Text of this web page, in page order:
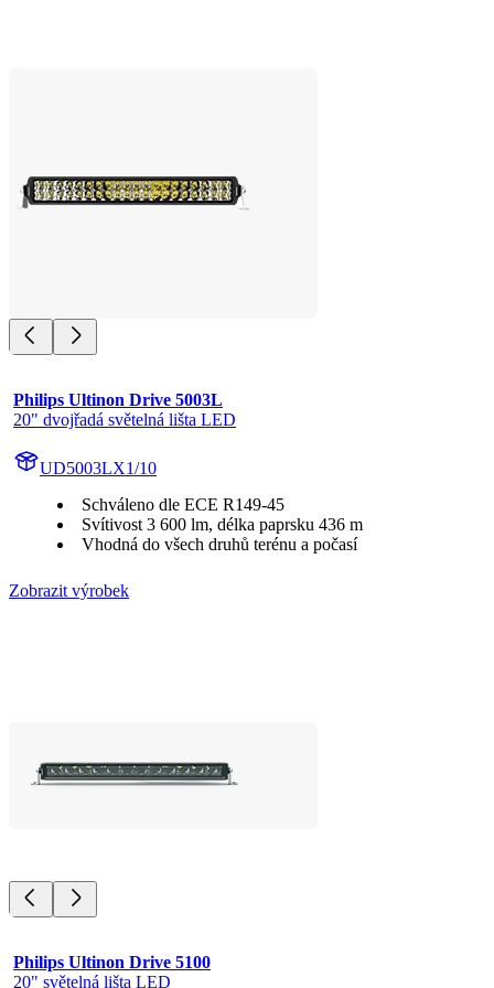
Philips Ultinon Drive 5003L
20" dvojřadá světelná lišta LED
UD5003LX1/10
Schváleno dle ECE R149-45
Svítivost 3 600 lm, délka paprsku 436 m
Vhodná do všech druhů terénu a počasí
Zobrazit výrobek
Philips Ultinon Drive 5100
20" světelná lišta LED